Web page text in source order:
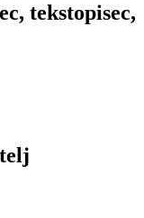
tekstopisec,